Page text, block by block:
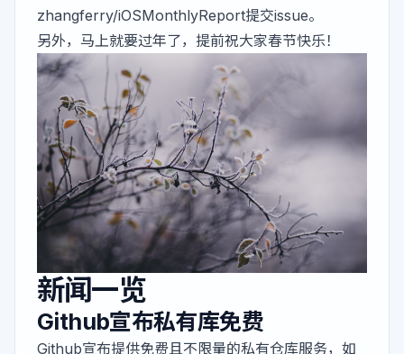
zhangferry/iOSMonthlyReport提交issue。
另外，马上就要过年了，提前祝大家春节快乐！
新闻一览
Github宣布私有库免费
Github宣布提供免费且不限量的私有仓库服务，如